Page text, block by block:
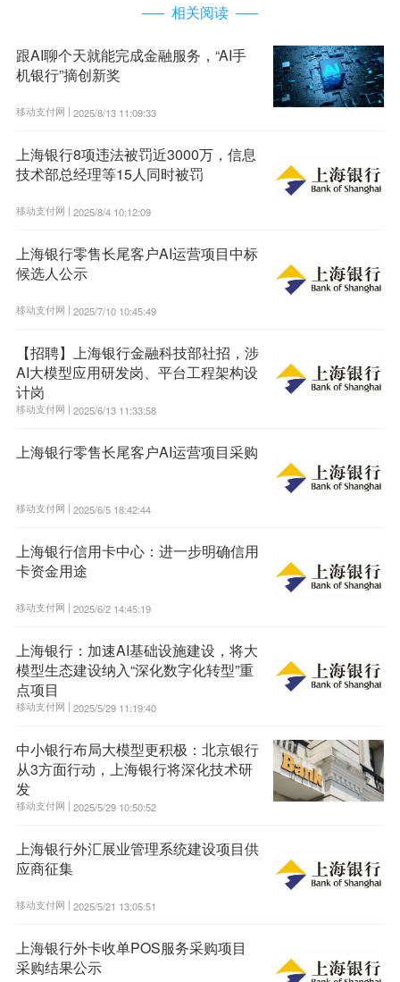
相关阅读
跟AI聊个天就能完成金融服务，“AI手
机银行”摘创新奖
移动支付网 | 2025/8/13 11:09:33
上海银行8项违法被罚近3000万，信息
技术部总经理等15人同时被罚
移动支付网 | 2025/8/4 10:12:09
上海银行零售长尾客户AI运营项目中标
候选人公示
移动支付网 | 2025/7/10 10:45:49
【招聘】上海银行金融科技部社招，涉
AI大模型应用研发岗、平台工程架构设
计岗
移动支付网 | 2025/6/13 11:33:58
上海银行零售长尾客户AI运营项目采购
移动支付网 | 2025/6/5 18:42:44
上海银行信用卡中心：进一步明确信用
卡资金用途
移动支付网 | 2025/6/2 14:45:19
上海银行：加速AI基础设施建设，将大
模型生态建设纳入“深化数字化转型”重
点项目
移动支付网 | 2025/5/29 11:19:40
中小银行布局大模型更积极：北京银行
从3方面行动，上海银行将深化技术研
发
移动支付网 | 2025/5/29 10:50:52
上海银行外汇展业管理系统建设项目供
应商征集
移动支付网 | 2025/5/21 13:05:51
上海银行外卡收单POS服务采购项目
采购结果公示